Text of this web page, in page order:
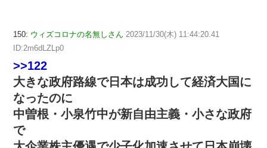
150: ウィズコロナの名無しさん 2023/11/30(木) 11:44:20.41
ID:2m6dLZLp0
>>122
大きな政府路線で日本は成功して経済大国に
なったのに
中曽根・小泉竹中が新自由主義・小さな政府
で